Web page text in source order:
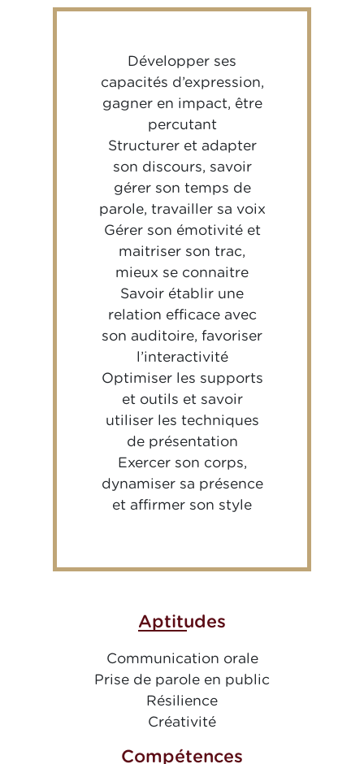
Développer ses
capacités d’expression,
gagner en impact, être
percutant
Structurer et adapter
son discours, savoir
gérer son temps de
parole, travailler sa voix
Gérer son émotivité et
maitriser son trac,
mieux se connaitre
Savoir établir une
relation efficace avec
son auditoire, favoriser
l’interactivité
Optimiser les supports
et outils et savoir
utiliser les techniques
de présentation
Exercer son corps,
dynamiser sa présence
et affirmer son style
Aptitudes
Communication orale
Prise de parole en public
Résilience
Créativité
Compétences